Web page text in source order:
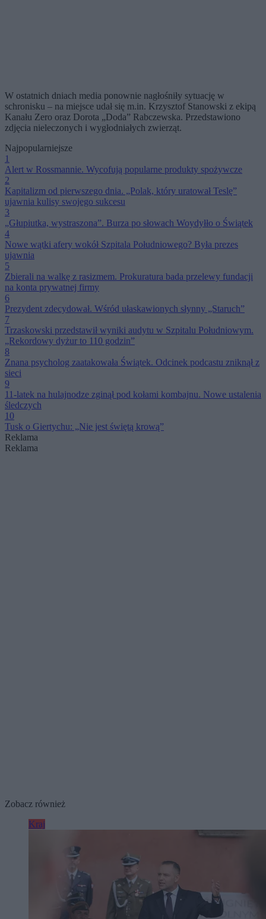
W ostatnich dniach media ponownie nagłośniły sytuację w
schronisku – na miejsce udał się m.in. Krzysztof Stanowski z ekipą
Kanału Zero oraz Dorota „Doda” Rabczewska. Przedstawiono
zdjęcia nieleczonych i wygłodniałych zwierząt.
Najpopularniejsze
1
Alert w Rossmannie. Wycofują popularne produkty spożywcze
2
Kapitalizm od pierwszego dnia. „Polak, który uratował Teslę”
ujawnia kulisy swojego sukcesu
3
„Głupiutka, wystraszona”. Burza po słowach Woydyłło o Świątek
4
Nowe wątki afery wokół Szpitala Południowego? Była prezes
ujawnia
5
Zbierali na walkę z rasizmem. Prokuratura bada przelewy fundacji
na konta prywatnej firmy
6
Prezydent zdecydował. Wśród ułaskawionych słynny „Staruch”
7
Trzaskowski przedstawił wyniki audytu w Szpitalu Południowym.
„Rekordowy dyżur to 110 godzin”
8
Znana psycholog zaatakowała Świątek. Odcinek podcastu zniknął z
sieci
9
11-latek na hulajnodze zginął pod kołami kombajnu. Nowe ustalenia
śledczych
10
Tusk o Giertychu: „Nie jest świętą krową”
Reklama
Reklama
Zobacz również
Kraj